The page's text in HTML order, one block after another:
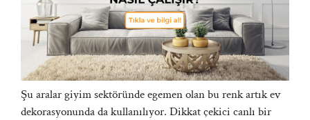
Şu aralar giyim sektöründe egemen olan bu renk artıkev
dekorasyonundada kullanılıyor. Dikkat çekici canlı bir